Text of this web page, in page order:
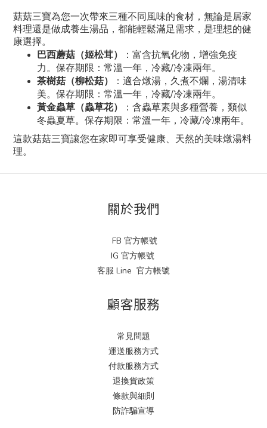
菇菇三寶為您一次帶來三種不同風味的食材，無論是居家
料理還是做成養生湯品，都能輕鬆滿足需求，是理想的健
康選擇。
巴西蘑菇（姬松茸）
：富含抗氧化物，增強免疫
力。保存期限：常溫一年，冷藏/冷凍兩年。
茶樹菇（柳松菇）
：適合燉湯，久煮不爛，湯清味
美。保存期限：常溫一年，冷藏/冷凍兩年。
黃金蟲草（蟲草花）
：含蟲草素與多種營養，類似
冬蟲夏草。保存期限：常溫一年，冷藏/冷凍兩年。
這款菇菇三寶讓您在家即可享受健康、天然的美味燉湯料
理。
關於我們
FB 官方帳號
IG 官方帳號
客服 Line 官方帳號
顧客服務
常見問題
運送服務方式
付款服務方式
退換貨政策
條款與細則
防詐騙宣導